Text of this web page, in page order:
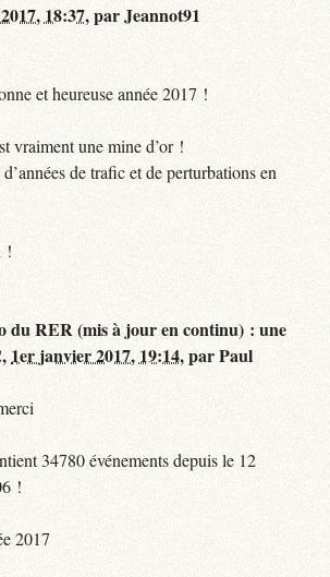
18:37,parJeannot91
et heureuse année 2017 !
vraiment une mine d’or !
de trafic et de perturbations en
!
du RER (mis à jour en continu) : une
1er janvier 2017, 19:14,parPaul
34780 événements depuis le 12
!
2017